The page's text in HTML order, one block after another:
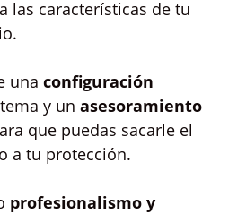
las características de tu
una configuración
y un asesoramiento
que puedas sacarle el
a tu protección.
profesionalismo y